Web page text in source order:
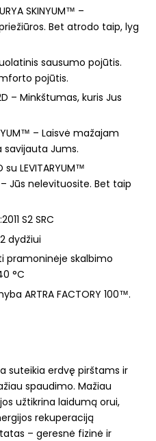
SKINYUM™ –
Bet atrodo taip, lyg
sausumo pojūtis.
pojūtis.
– Minkštumas, kuris Jus
– Laisvė mažajam
savijauta Jums.
su LEVITARYUM™
Jūs nelevituosite. Bet taip
S2 SRC
dydžiui
pramoninėje skalbimo
°C
ARTRA FACTORY 100™.
suteikia erdvę pirštams ir
spaudimo. Mažiau
užtikrina laidumą orui,
rekuperaciją
– geresnė fizinė ir